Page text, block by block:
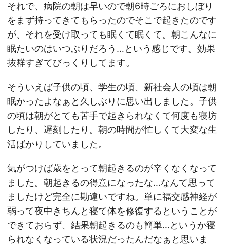
それで、病院の朝は早いので朝6時ごろにおしぼり
をまず持ってきてもらったのでそこで起きたのです
が、それを受け取っても眠くて眠くて。朝こんなに
眠たいのはいつぶりだろう…という感じです。効果
抜群すぎてびっくりしてます。
そういえば子供の頃、学生の頃、新社会人の頃は朝
眠かったよなぁと久しぶりに思い出しました。子供
の頃は朝がとても苦手で起きられなくて何度も寝坊
したり、遅刻したり。朝の時間が忙しくて大変な生
活ばかりしていました。
気がつけば歳をとって朝起きるのが辛くなくなって
ました。朝起きるの得意になったな…なんて思って
ましたけど完全に勘違いですね。単に福交感神経が
弱って夜中きちんと寝て体を修復するということが
できておらず、結果朝起きるのも簡単…というか寝
られなくなっている状況だったんだなぁと思いま